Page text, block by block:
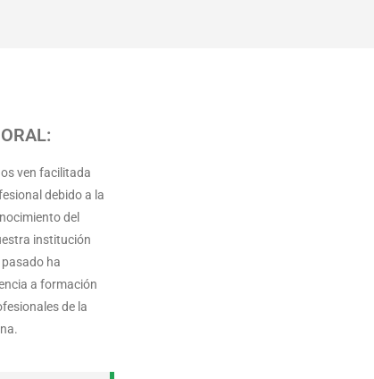
ven facilitada
debido a la
del
institución
pasado ha
a formación
de la